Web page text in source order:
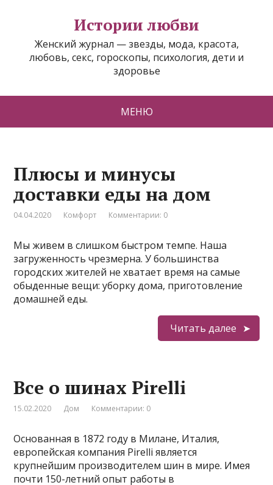
Истории любви
Женский журнал — звезды, мода, красота,
любовь, секс, гороскопы, психология, дети и
здоровье
МЕНЮ
Плюсы и минусы
доставки еды на дом
04.04.2020 Комфорт Комментарии: 0
Мы живем в слишком быстром темпе. Наша
загруженность чрезмерна. У большинства
городских жителей не хватает время на самые
обыденные вещи: уборку дома, приготовление
домашней еды.
Читать далее
Все о шинах Pirelli
15.02.2020 Дом Комментарии: 0
Основанная в 1872 году в Милане, Италия,
европейская компания Pirelli является
крупнейшим производителем шин в мире. Имея
почти 150-летний опыт работы в